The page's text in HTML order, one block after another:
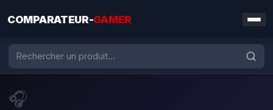
COMPARATEUR-GAMER
🎧